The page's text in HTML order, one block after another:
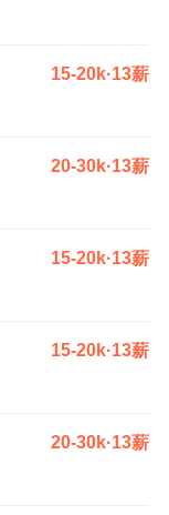
15-20k·13薪
20-30k·13薪
15-20k·13薪
15-20k·13薪
20-30k·13薪